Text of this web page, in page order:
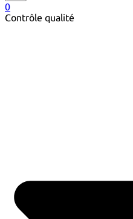
0
Contrôle qualité